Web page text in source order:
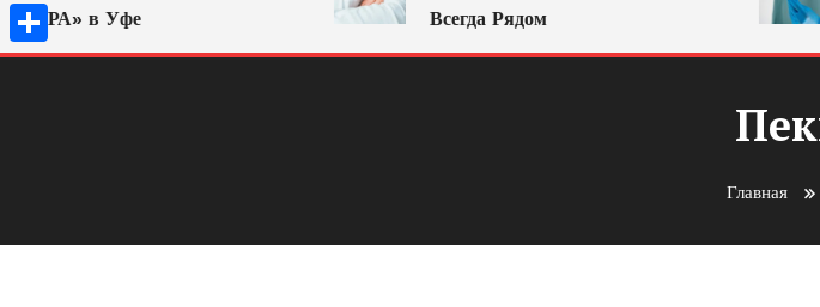
в Уфе
Всегда Рядом
Главная
Odnoklassniki
Отправить